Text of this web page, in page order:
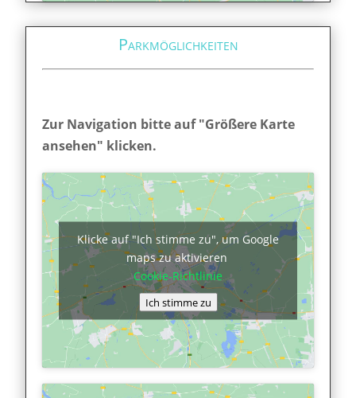
Parkmöglichkeiten
Zur Navigation bitte auf "Größere Karte
ansehen" klicken.
Klicke auf "Ich stimme zu", um Google
maps zu aktivieren
Cookie-Richtlinie
Ich stimme zu